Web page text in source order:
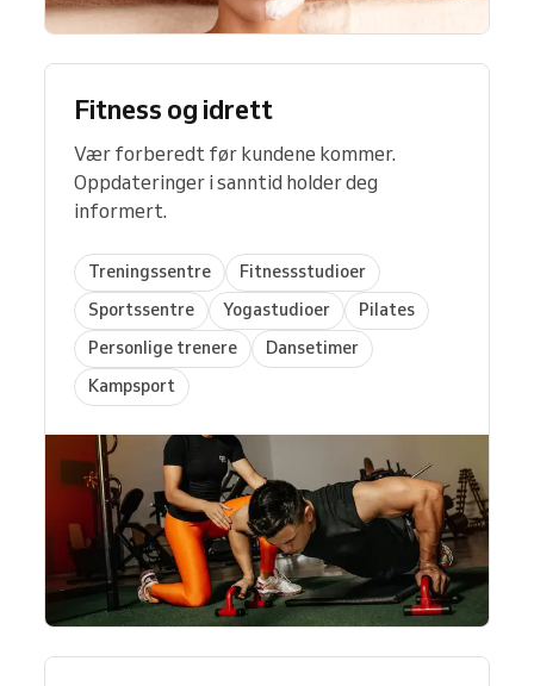
Fitness og idrett
Vær forberedt før kundene kommer.
Oppdateringer i sanntid holder deg
informert.
Treningssentre
Fitnessstudioer
Sportssentre
Yogastudioer
Pilates
Personlige trenere
Dansetimer
Kampsport